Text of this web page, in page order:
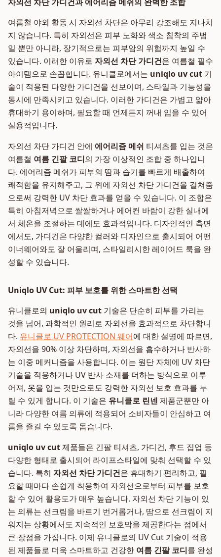
여름철 야외 활동 시 자외선 차단은 아무리 강조해도 지나치
지 않습니다. 특히 자외선은 피부 노화와 색소 침착의 주범
일 뿐만 아니라, 장기적으로는 피부암의 위험까지 높일 수
있습니다. 이러한 이유로 자외선 차단 가디건은 여름철 필수
아이템으로 손꼽힙니다. 유니클로에서는 uniqlo uv cut 기
술이 적용된 다양한 가디건을 선보이며, 스타일과 기능성을
동시에 만족시키고 있습니다. 이러한 가디건은 가볍고 얇아
휴대하기 용이하며, 필요할 때 언제든지 꺼내 입을 수 있어
실용적입니다.
자외선 차단 가디건 안에 에어리즘 메쉬 티셔츠를 입는 것은
여름철 여름 긴팔 코디의 가장 이상적인 조합 중 하나입니
다. 에어리즘 메쉬가 피부의 땀과 습기를 빠르게 배출하여
쾌적함을 유지해주고, 그 위에 자외선 차단 가디건을 걸쳐줌
으로써 강력한 UV 차단 효과를 얻을 수 있습니다. 이 조합은
특히 아침저녁으로 쌀쌀하거나 에어컨 바람이 강한 실내에
서 체온을 조절하는 데에도 효과적입니다. 디자인적인 측면
에서도, 가디건은 다양한 컬러와 디자인으로 출시되어 어떤
이너웨어와도 잘 어울리며, 스타일리시한 레이어드 룩을 완
성할 수 있습니다.
Uniqlo UV Cut: 피부 보호를 위한 스마트한 선택
유니클로의 uniqlo uv cut 기술은 단순히 피부를 가리는
것을 넘어, 과학적인 원리로 자외선을 효과적으로 차단합니
다. 유니클로 UV PROTECTION 웨어에 대한 설명에 따르면,
자외선을 90% 이상 차단하며, 자외선을 흡수하거나 반사하
는 이중 메커니즘을 사용합니다. 이는 원단 자체에 UV 차단
기술을 적용하거나 UV 반사 소재를 더하는 방식으로 이루
어져, 옷을 입는 것만으로도 강력한 자외선 보호 효과를 누
릴 수 있게 합니다. 이 기술은 유니클로 린넨 제품군뿐만 아
니라 다양한 여름 의류에 적용되어 소비자들이 안심하고 여
름을 즐길 수 있도록 돕습니다.
uniqlo uv cut제품들은 긴팔 티셔츠, 가디건, 후드 집업 등
다양한 형태로 출시되어 라이프스타일에 맞춰 선택할 수 있
습니다. 특히 자외선 차단 가디건은 휴대하기 편리하고, 필
요할 때마다 손쉽게 착용하여 자외선으로부터 피부를 보호
할 수 있어 활용도가 매우 높습니다. 자외선 차단 기능이 있
는 의류는 선크림을 바르기 번거롭거나, 땀으로 선크림이 지
워지는 상황에서도 지속적인 보호막을 제공한다는 점에서
큰 장점을 가집니다. 이제 유니클로의 UV Cut 기술이 적용
된 제품들로 더욱 스마트하고 건강한 여름 긴팔 코디를 완성